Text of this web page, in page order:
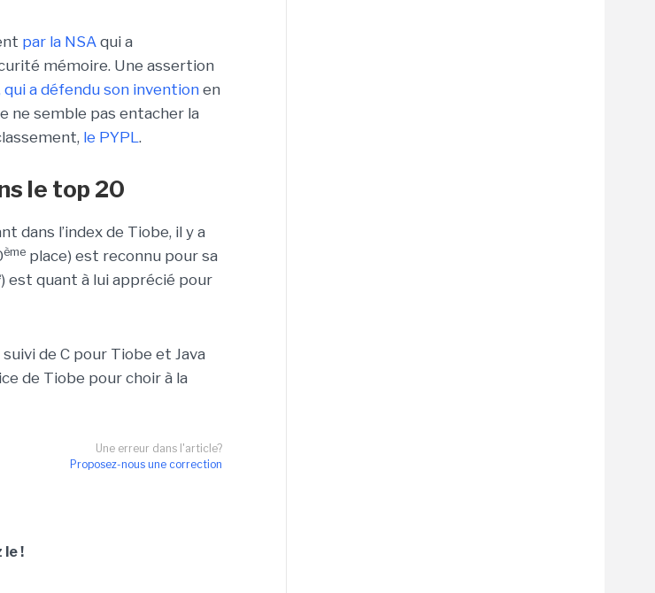
par la NSA qui a
mémoire. Une assertion
a défendu son invention en
ne semble pas entacher la
le PYPL.
le top 20
dans l’index de Tiobe, il y a
ème place) est reconnu pour sa
) est quant à lui apprécié pour
de C pour Tiobe et Java
de Tiobe pour choir à la
Une erreur dans l'article?
Proposez-nous une correction
le !